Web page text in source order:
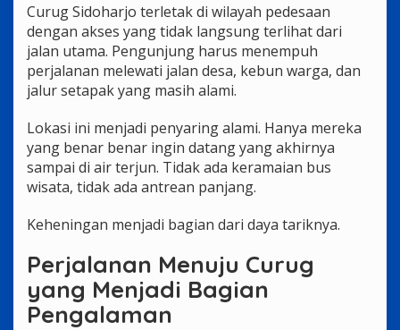
Curug Sidoharjo terletak di wilayah pedesaan
dengan akses yang tidak langsung terlihat dari
jalan utama. Pengunjung harus menempuh
perjalanan melewati jalan desa, kebun warga, dan
jalur setapak yang masih alami.
Lokasi ini menjadi penyaring alami. Hanya mereka
yang benar benar ingin datang yang akhirnya
sampai di air terjun. Tidak ada keramaian bus
wisata, tidak ada antrean panjang.
Keheningan menjadi bagian dari daya tariknya.
Perjalanan Menuju Curug
yang Menjadi Bagian
Pengalaman